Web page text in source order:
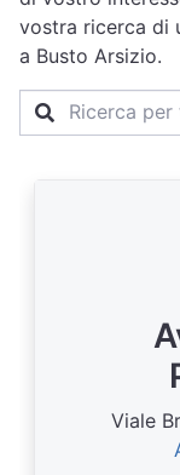
vostra ricerca di
a Busto Arsizio.
Viale